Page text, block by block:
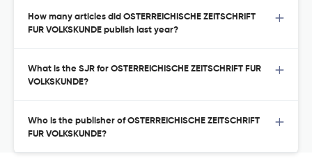
How many articles did OSTERREICHISCHE ZEITSCHRIFT
FUR VOLKSKUNDE publish last year?
What is the SJR for OSTERREICHISCHE ZEITSCHRIFT FUR
VOLKSKUNDE?
Who is the publisher of OSTERREICHISCHE ZEITSCHRIFT
FUR VOLKSKUNDE?